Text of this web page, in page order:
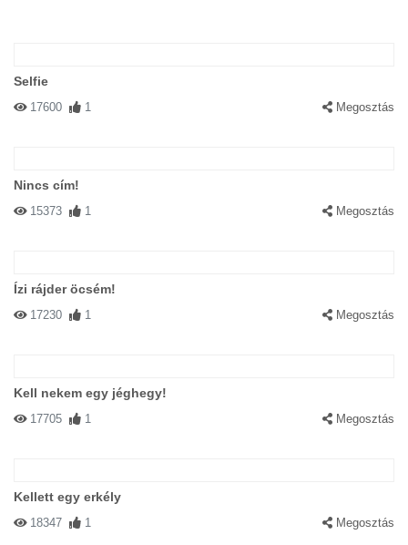
Selfie
17600 1 Megosztás
Nincs cím!
15373 1 Megosztás
Ízi rájder öcsém!
17230 1 Megosztás
Kell nekem egy jéghegy!
17705 1 Megosztás
Kellett egy erkély
18347 1 Megosztás